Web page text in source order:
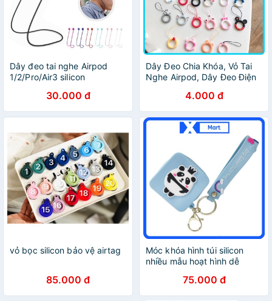
Dây đeo tai nghe Airpod
1/2/Pro/Air3 silicon
30.000 đ
Dây Đeo Chia Khóa, Vỏ Tai
Nghe Airpod, Dây Đeo Điện
4.000 đ
vỏ bọc silicon bảo vệ airtag
85.000 đ
Móc khóa hình túi silicon
nhiều mẫu hoạt hình dễ
móc khóa túi xách đựng tai
nghe cáp sạc
75.000 đ